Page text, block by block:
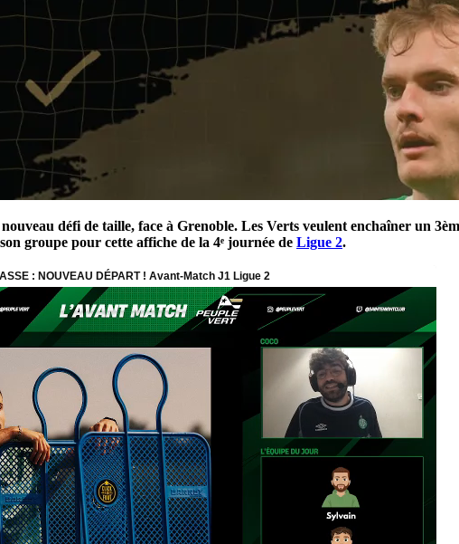
défi de taille, face à Grenoble. Les Verts veulent enchaîner un
groupe pour cette affiche de la 4ᵉ journée de Ligue 2.